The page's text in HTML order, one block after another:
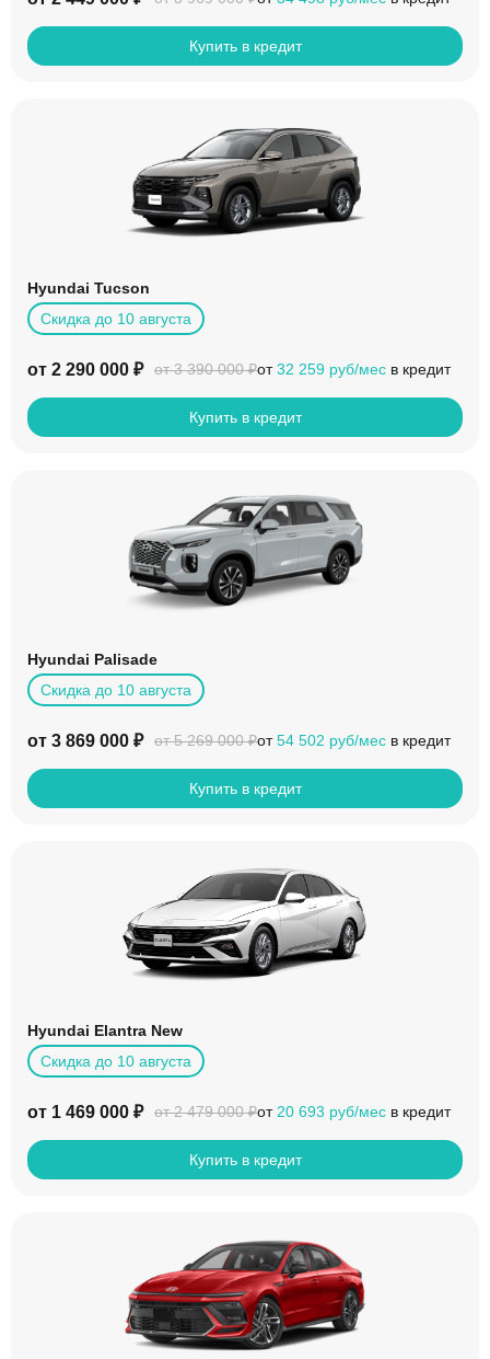
Купить в кредит
Hyundai Tucson
Скидка до 10 августа
от 2 290 000 ₽ от 3 390 000 ₽от32 259 руб/мес в кредит
Купить в кредит
Hyundai Palisade
Скидка до 10 августа
от 3 869 000 ₽ от 5 269 000 ₽от54 502 руб/мес в кредит
Купить в кредит
Hyundai Elantra New
Скидка до 10 августа
от 1 469 000 ₽ от 2 479 000 ₽от 20 693 руб/мес в кредит
Купить в кредит